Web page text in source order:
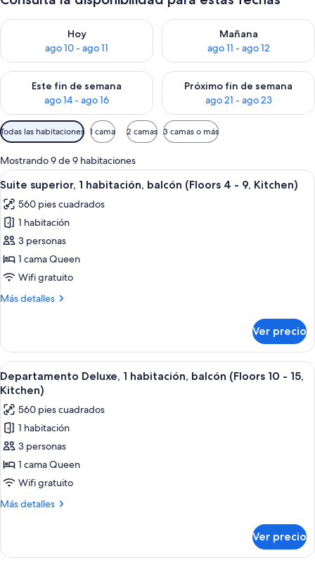
Hoy
ago 10 - ago 11
Consulta la disponibilidad para hoy ago 10 - ago 11
Mañana
ago 11 - ago 12
Consulta la disponibilidad
Este fin de semana
ago 14 - ago 16
Consulta la disponibilidad para este fin de semana ago 14 -
Próximo fin de semana
ago 21 - ago 23
Consulta la disponibilidad
Filtros
disponibles
para
las
habitaciones
Todas las habitaciones 1 cama 2 camas 3 camas o más
Mostrando 9 de 9 habitaciones
Abrir
todas
las
fotos
de
Suite
superior,
habitación,
4
-
9,
Kitchen)
Una sala moderna con sofá, una
6
Suite superior, 1 habitación, balcón (Floors 4 - 9, Kitchen)
560 pies cuadrados
1 habitación
3 personas
1 cama Queen
Wifi gratuito
Más detalles
Más
superior,
habitación,
balcón
4
9,
Kitchen)
Ver precio
Abrir
todas
las
fotos
de
Departamento
Deluxe,
1
habitación,
10
Una sala moderna con sofá, sillón,
7
Departamento Deluxe, 1 habitación, balcón (Floors 10 - 15,
Kitchen)
560 pies cuadrados
1 habitación
3 personas
1 cama Queen
Wifi gratuito
Más detalles
Más
Deluxe,
Ver precio